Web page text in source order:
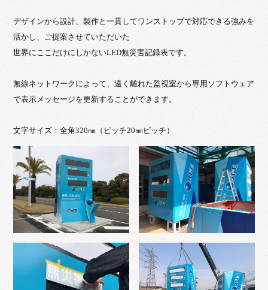
デザインから設計、製作と一貫してワンストップで対応できる強みを
活かし、ご提案させていただいた
世界にここだけにしかないLED無災害記録表です。
無線ネットワークによって、遠く離れた監視室から専用ソフトウェア
で表示メッセージを更新することができます。
文字サイズ：全角320㎜（ピッチ20㎜ピッチ）